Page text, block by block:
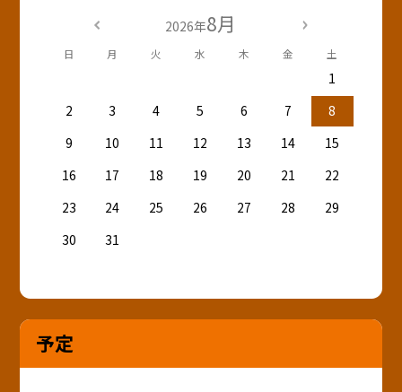
2026年8月
日 月 火 水 木 金 土
1
2
3 4 5 6 7
8
9
10 11 12 13 14
15
16
17 18 19 20 21
22
23
24 25 26 27 28
29
30
31
予定